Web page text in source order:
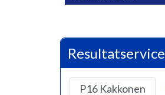
Resultatservice
P16 Kakkonen